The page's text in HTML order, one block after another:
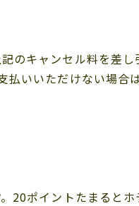
キャンセル料を差し
いいただけない場
20ポイントたまると